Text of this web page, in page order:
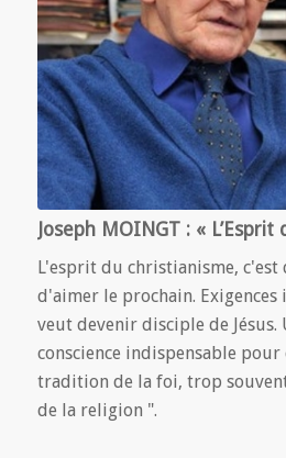
Joseph MOINGT : «
L'esprit du christianisme, c'est
d'aimer le prochain.
veut devenir disciple de Jésus.
conscience indispensable
tradition de la foi, trop
de la religion ".